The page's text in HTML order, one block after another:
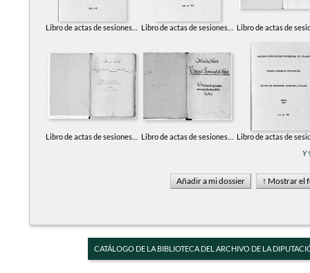
Y
CATÁLOGO DE LA BIBLIOTECA DEL ARCHIVO DE LA